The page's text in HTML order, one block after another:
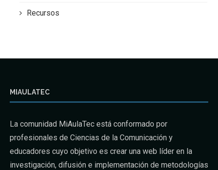
Recursos
MIAULATEC
La comunidad MiAulaTec está conformado por
profesionales de Ciencias de la Comunicación y
educadores cuyo objetivo es crear una web líder en la
investigación, difusión e implementación de metodologías